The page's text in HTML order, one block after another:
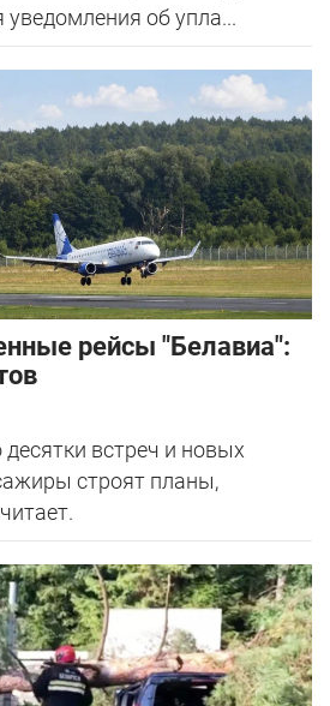
уведомления об упла...
рейсы "Белавиа":
встреч и новых
строят планы,